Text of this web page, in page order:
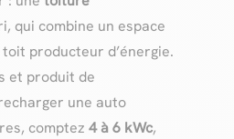
qui combine un espace
producteur d’énergie.
et produit de
une auto
comptez 4 à 6 kWc,